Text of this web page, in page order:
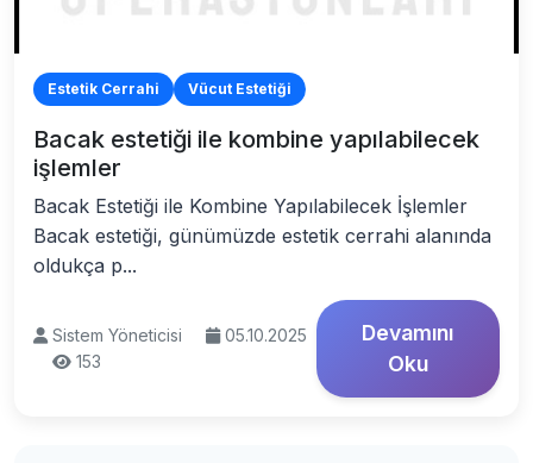
Estetik Cerrahi Vücut Estetiği
Bacak estetiği ile kombine yapılabilecek
işlemler
Bacak Estetiği ile Kombine Yapılabilecek İşlemler
Bacak estetiği, günümüzde estetik cerrahi alanında
oldukça p...
Sistem Yöneticisi
05.10.2025
153
Devamını
Oku